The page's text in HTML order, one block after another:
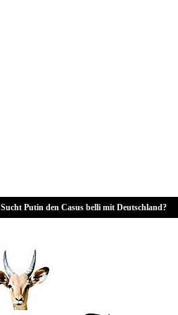
Sucht Putin den Casus belli mit Deutschland?